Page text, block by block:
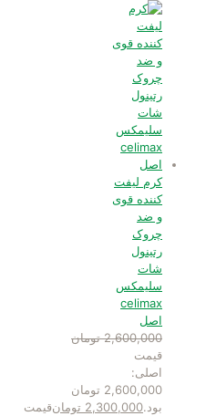
کرم لیفت
کننده قوی
و ضد
چروک
رتینول
شات
سلیمکس
celimax
اصل
2,600,000 تومان
قیمت
اصلی:
2,600,000 تومان
بود.2,300,000 تومانقیمت